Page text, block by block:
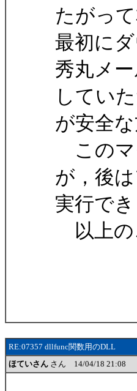
たがっ
最初に
秀丸メ
してい
が安全な
このマ
が，後
実行で
以上の
山
RE:07357 dllfunc関数用のDLL
ほていさん さん 14/04/18 21:08